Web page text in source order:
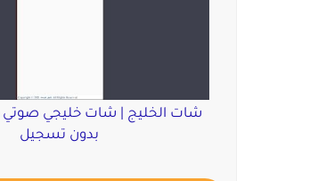
شات الخليج | شات خليجي صوتي
بدون تسجيل